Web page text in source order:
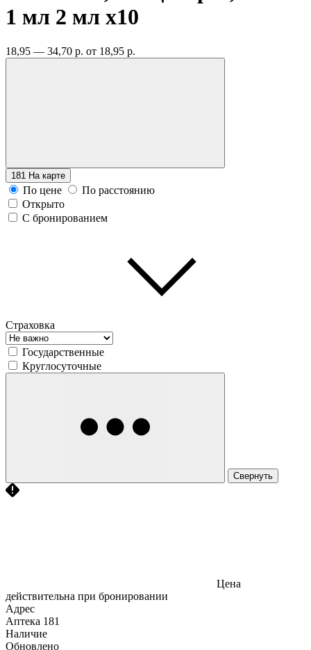
1 мл 2 мл x10
18,95 — 34,70 р. от 18,95 р.
181 На карте
По цене
По расстоянию
Открыто
С бронированием
Страховка
Государственные
Круглосуточные
Свернуть
Цена
действительна при бронировании
Адрес
Аптека 181
Наличие
Обновлено